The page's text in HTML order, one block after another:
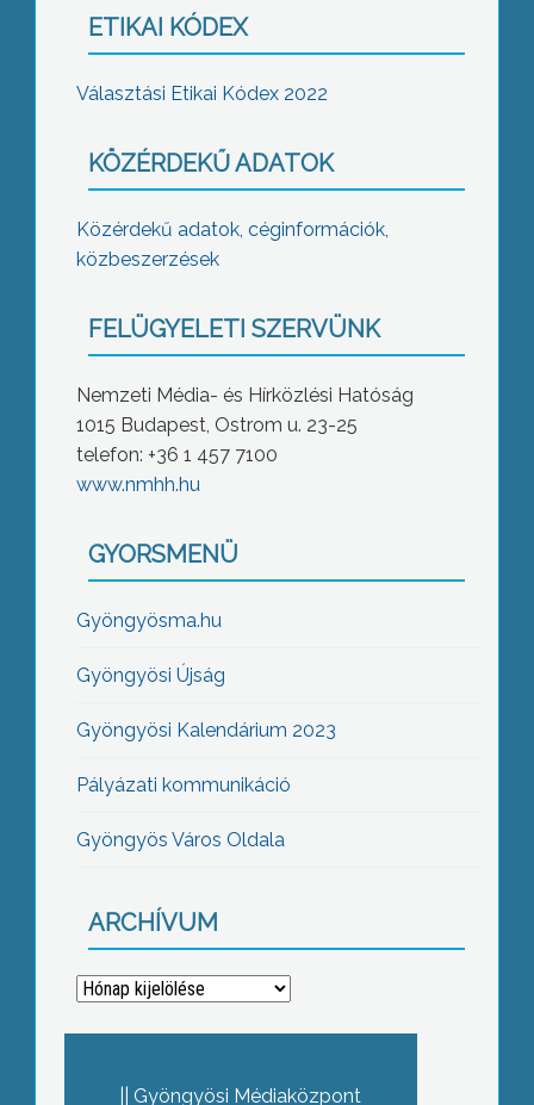
ETIKAI KÓDEX
Választási Etikai Kódex 2022
KÖZÉRDEKŰ ADATOK
Közérdekű adatok, céginformációk,
közbeszerzések
FELÜGYELETI SZERVÜNK
Nemzeti Média- és Hírközlési Hatóság
1015 Budapest, Ostrom u. 23-25
telefon: +36 1 457 7100
www.nmhh.hu
GYORSMENÜ
Gyöngyösma.hu
Gyöngyösi Újság
Gyöngyösi Kalendárium 2023
Pályázati kommunikáció
Gyöngyös Város Oldala
ARCHÍVUM
Archívum
Gyöngyösi Médiaközpont